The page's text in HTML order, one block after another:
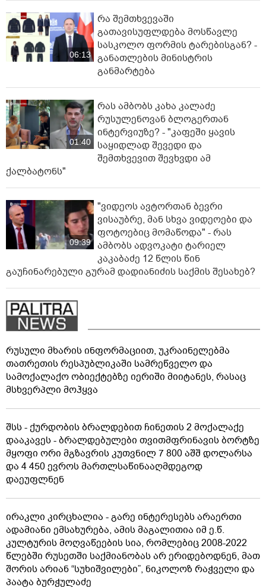
06:13
რა შემთხვევაში
გათავისუფლდება მოსწავლე
სასკოლო ფორმის ტარებისგან? -
განათლების მინისტრის
განმარტება
01:40
რას ამბობს კახა კალაძე
რუსულენოვან ბლოგერთან
ინტერვიუზე? - "კაფეში ყავის
საყიდლად შევედი და
შემთხვევით შევხვდი ამ
ქალბატონს"
09:39
"ვიდეოს ავტორთან ბევრი
ვისაუბრე, მან სხვა ვიდეოები და
ფოტოებიც მომაწოდა" - რას
ამბობს ადვოკატი ტარიელ
კაკაბაძე 12 წლის წინ
გაუჩინარებული გურამ დადიანიძის საქმის შესახებ?
რუსული მხარის ინფორმაციით, უკრაინელებმა
თათრეთის რესპუბლიკაში სამრეწველო და
სამოქალაქო ობიექტებზე იერიში მიიტანეს, რასაც
მსხვერპლი მოჰყვა
შსს - ქურდობის ბრალდებით ჩინეთის 2 მოქალაქე
დააკავეს - ბრალდებულები თვითმფრინავის ბორტზე
მყოფი ორი მგზავრის კუთვნილ 7 800 აშშ დოლარსა
და 4 450 ევროს მართლსაწინააღმდეგოდ
დაეუფლნენ
ირაკლი კირცხალია - გარე ინტერესებს არაერთი
ადამიანი ემსახურება, ამის მაგალითია იმ ე.წ.
კულტურის მოღვაწეების სია, რომლებიც 2008-2022
წლებში რუსეთში საქმიანობას არ ერიდებოდნენ, მათ
შორის არიან “სუხიშვილები”, ნიკოლოზ რაჭველი და
პაატა ბურჭულაძე